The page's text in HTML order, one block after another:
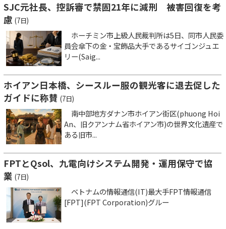
SJC元社長、控訴審で禁固21年に減刑 被害回復を考
慮 (7日)
ホーチミン市上級人民裁判所は5日、同市人民委
員会傘下の金・宝飾品大手であるサイゴンジュエ
リー(Saig...
ホイアン日本橋、シースルー服の観光客に退去促した
ガイドに称賛 (7日)
南中部地方ダナン市ホイアン街区(phuong Hoi
An、旧クアンナム省ホイアン市)の世界文化遺産で
ある旧市...
FPTとQsol、九電向けシステム開発・運用保守で協
業 (7日)
ベトナムの情報通信(IT)最大手FPT情報通信
[FPT](FPT Corporation)グルー